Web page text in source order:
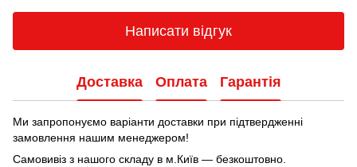
Написати відгук
Доставка Оплата Гарантія
Ми запропонуємо варіанти доставки при підтвердженні
замовлення нашим менеджером!
Самовивіз з нашого складу в м.Київ — безкоштовно.